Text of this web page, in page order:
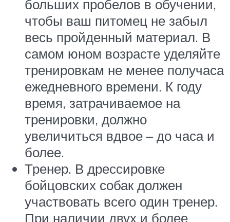
больших пробелов в обучении,
чтобы ваш питомец не забыл
весь пройденный материал. В
самом юном возрасте уделяйте
тренировкам не менее получаса
ежедневного времени. К году
время, затрачиваемое на
тренировки, должно
увеличиться вдвое – до часа и
более.
Тренер. В дрессировке
бойцовских собак должен
участвовать всего один тренер.
При наличии двух и более